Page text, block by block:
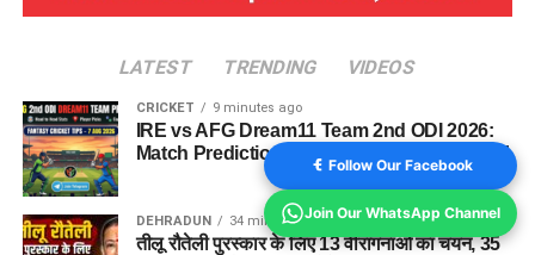
LATEST TRENDING VIDEOS
CRICKET 9 minutes ago
IRE vs AFG Dream11 Team 2nd ODI 2026:
Match Prediction, Pitch Report & Playing 11
DEHRADUN 34 minutes ago
तीलू रौतेली पुरस्कार के लिए 13 वीरांगनाओं का चयन, 35
Follow Our Facebook
Join Our WhatsApp Channel